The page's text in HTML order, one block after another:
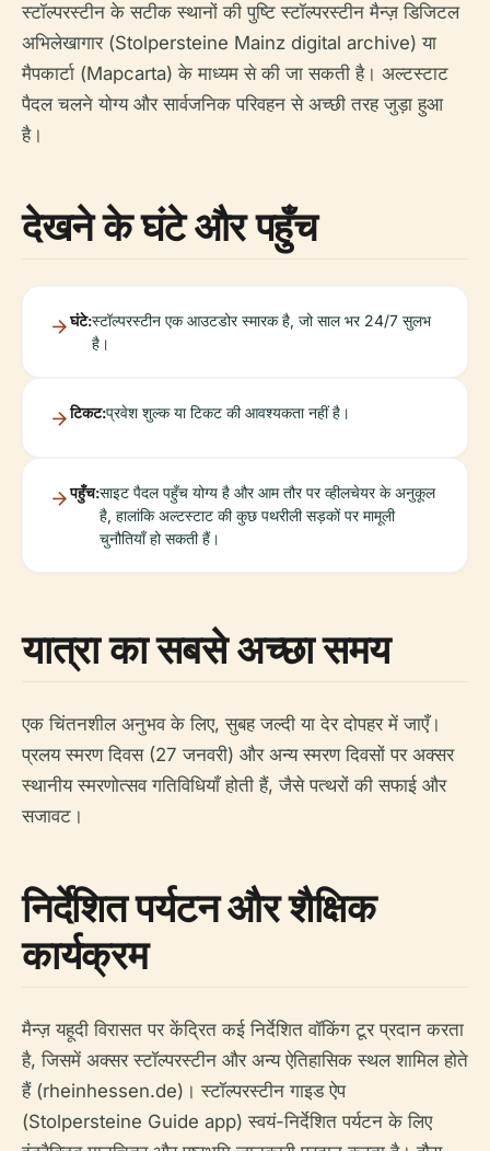
स्टॉल्परस्टीन के सटीक स्थानों की पुष्टि स्टॉल्परस्टीन मैन्ज़ डिजिटल
अभिलेखागार (Stolpersteine Mainz digital archive) या
मैपकार्टा (Mapcarta) के माध्यम से की जा सकती है। अल्टस्टाट
पैदल चलने योग्य और सार्वजनिक परिवहन से अच्छी तरह जुड़ा हुआ
है।
देखने के घंटे और पहुँच
घंटे:स्टॉल्परस्टीन एक आउटडोर स्मारक है, जो साल भर 24/7 सुलभ
है।
टिकट:प्रवेश शुल्क या टिकट की आवश्यकता नहीं है।
पहुँच:साइट पैदल पहुँच योग्य है और आम तौर पर व्हीलचेयर के अनुकूल
है, हालांकि अल्टस्टाट की कुछ पथरीली सड़कों पर मामूली
चुनौतियाँ हो सकती हैं।
यात्रा का सबसे अच्छा समय
एक चिंतनशील अनुभव के लिए, सुबह जल्दी या देर दोपहर में जाएँ।
प्रलय स्मरण दिवस (27 जनवरी) और अन्य स्मरण दिवसों पर अक्सर
स्थानीय स्मरणोत्सव गतिविधियाँ होती हैं, जैसे पत्थरों की सफाई और
सजावट।
निर्देशित पर्यटन और शैक्षिक
कार्यक्रम
मैन्ज़ यहूदी विरासत पर केंद्रित कई निर्देशित वॉकिंग टूर प्रदान करता
है, जिसमें अक्सर स्टॉल्परस्टीन और अन्य ऐतिहासिक स्थल शामिल होते
हैं (rheinhessen.de)। स्टॉल्परस्टीन गाइड ऐप
(Stolpersteine Guide app) स्वयं-निर्देशित पर्यटन के लिए